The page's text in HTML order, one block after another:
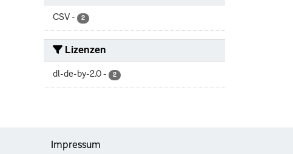
CSV - 2
Lizenzen
dl-de-by-2.0 - 2
Impressum